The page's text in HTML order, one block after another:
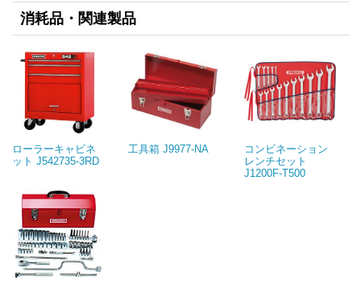
消耗品・関連製品
ローラーキャビネ
ット J542735-3RD
工具箱 J9977-NA
コンビネーション
レンチセット
J1200F-T500